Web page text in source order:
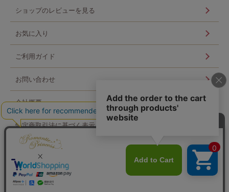
ショップのレビューを見る
お気に入り
ご利用ガイド
お問い合わせ
会社概要
特定商取引法に基づく表示
個人情報の取扱い
ログイン